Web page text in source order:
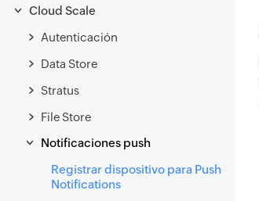
Cloud Scale
Autenticación
Data Store
Stratus
File Store
Notificaciones push
Registrar dispositivo para Push
Notifications